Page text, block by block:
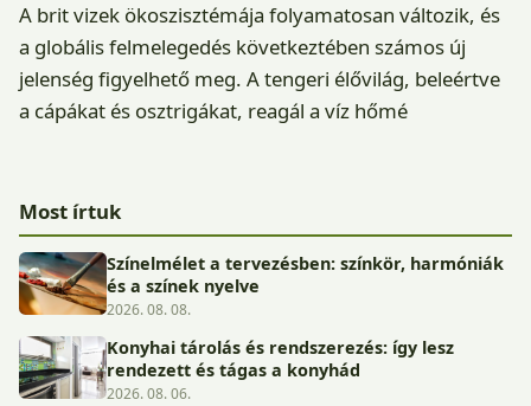
A brit vizek ökoszisztémája folyamatosan változik, és
a globális felmelegedés következtében számos új
jelenség figyelhető meg. A tengeri élővilág, beleértve
a cápákat és osztrigákat, reagál a víz hőmé
Most írtuk
Színelmélet a tervezésben: színkör, harmóniák
és a színek nyelve
2026. 08. 08.
Konyhai tárolás és rendszerezés: így lesz
rendezett és tágas a konyhád
2026. 08. 06.